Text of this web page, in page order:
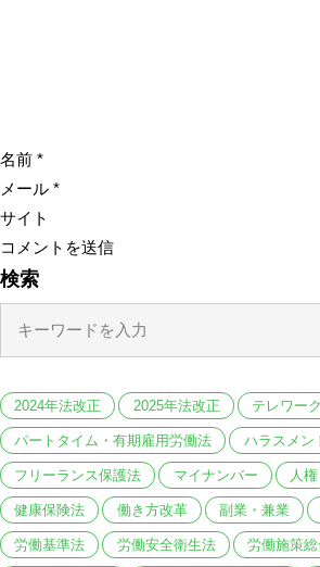
名前 *
メール *
サイト
検索
2024年法改正 2025年法改正 テレワーク
パートタイム・有期雇用労働法 ハラスメン
フリーランス保護法 マイナンバー 人権
健康保険法 働き方改革 副業・兼業
労働基準法 労働安全衛生法 労働施策